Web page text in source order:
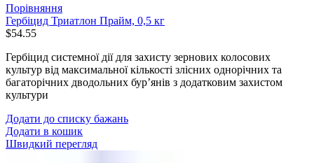
Порівняння
Гербіцид Триатлон Прайм, 0,5 кг
$54.55
Гербіцид системної дії для захисту зернових колосових
культур від максимальної кількості злісних однорічних та
багаторічних дводольних бур’янів з додатковим захистом
культури
Додати до списку бажань
Додати в кошик
Швидкий перегляд